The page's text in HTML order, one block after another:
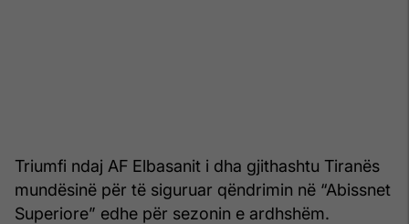
Triumfi ndaj AF Elbasanit i dha gjithashtu Tiranës
mundësinë për të siguruar qëndrimin në “Abissnet
Superiore” edhe për sezonin e ardhshëm.